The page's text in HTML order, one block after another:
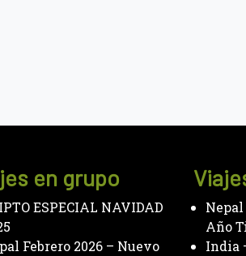
en grupo
ESPECIAL NAVIDAD
Febrero 2026 – Nuevo
Nepal
Año
India